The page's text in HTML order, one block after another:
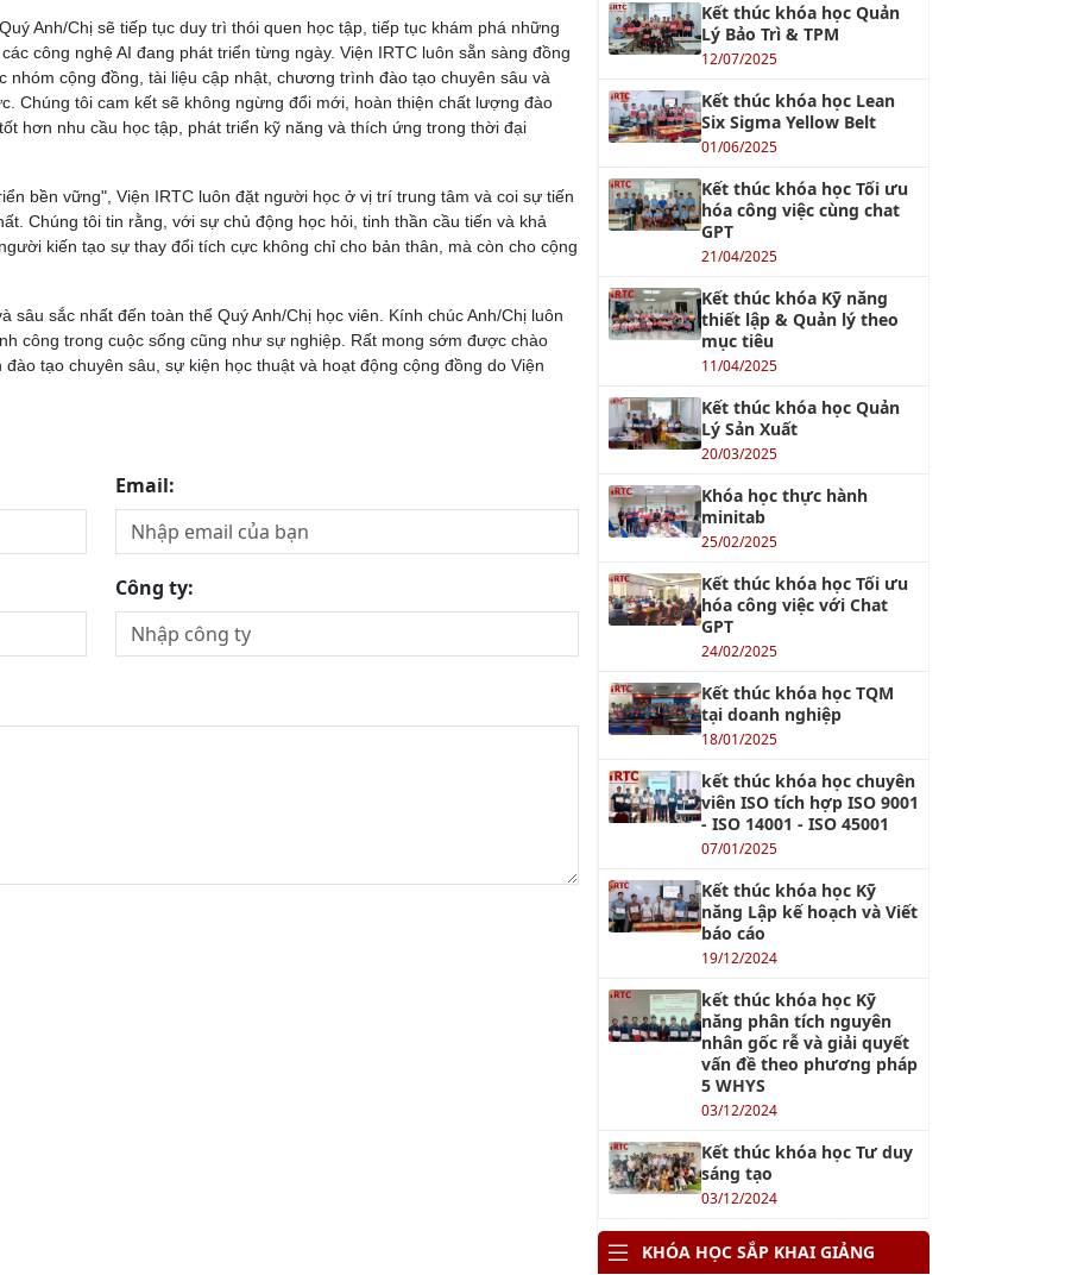
Anh/Chị sẽ tiếp tục duy trì thói quen học tập, tiếp tục khám phá những
công nghệ AI đang phát triển từng ngày. Viện IRTC luôn sẵn sàng đồng
nhóm cộng đồng, tài liệu cập nhật, chương trình đào tạo chuyên sâu và
Chúng tôi cam kết sẽ không ngừng đổi mới, hoàn thiện chất lượng đào
hơn nhu cầu học tập, phát triển kỹ năng và thích ứng trong thời đại
bền vững", Viện IRTC luôn đặt người học ở vị trí trung tâm và coi sự tiến
Chúng tôi tin rằng, với sự chủ động học hỏi, tinh thần cầu tiến và khả
kiến tạo sự thay đổi tích cực không chỉ cho bản thân, mà còn cho cộng
sắc nhất đến toàn thể Quý Anh/Chị học viên. Kính chúc Anh/Chị luôn
công trong cuộc sống cũng như sự nghiệp. Rất mong sớm được chào
tạo chuyên sâu, sự kiện học thuật và hoạt động cộng đồng do Viện
Email:
Công ty:
Kết thúc khóa học Quản
Lý Bảo Trì & TPM
12/07/2025
Kết thúc khóa học Lean
Six Sigma Yellow Belt
01/06/2025
Kết thúc khóa học Tối ưu
hóa công việc cùng chat
GPT
21/04/2025
Kết thúc khóa Kỹ năng
thiết lập & Quản lý theo
mục tiêu
11/04/2025
Kết thúc khóa học Quản
Lý Sản Xuất
20/03/2025
Khóa học thực hành
minitab
25/02/2025
Kết thúc khóa học Tối ưu
hóa công việc với Chat
GPT
24/02/2025
Kết thúc khóa học TQM
tại doanh nghiệp
18/01/2025
kết thúc khóa học chuyên
viên ISO tích hợp ISO 9001
- ISO 14001 - ISO 45001
07/01/2025
Kết thúc khóa học Kỹ
năng Lập kế hoạch và Viết
báo cáo
19/12/2024
kết thúc khóa học Kỹ
năng phân tích nguyên
nhân gốc rễ và giải quyết
vấn đề theo phương pháp
5 WHYS
03/12/2024
Kết thúc khóa học Tư duy
sáng tạo
03/12/2024
KHÓA HỌC SẮP KHAI GIẢNG